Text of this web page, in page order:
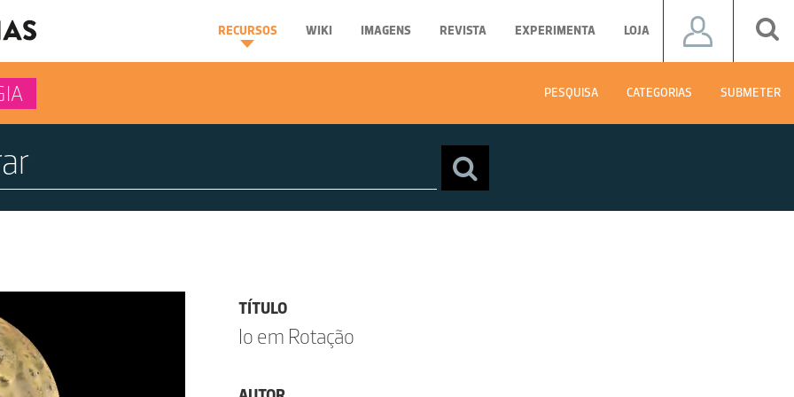
RECURSOS WIKI IMAGENS REVISTA EXPERIMENTA LOJA
PESQUISA CATEGORIAS SUBMETER
TÍTULO
Io em Rotação